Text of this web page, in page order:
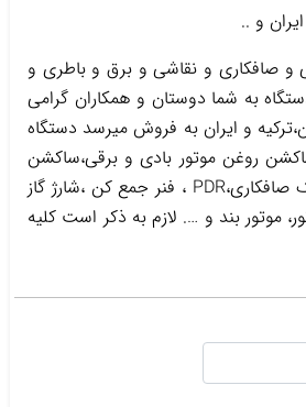
و ..
و صافکاری و نقاشی و برق و باطری و
به شما دوستان و همکاران گرامی
و ایران به فروش میرسد دستگاه
روغن موتور بادی و برقی،ساکشن
روغن گیربکس ،ساکشن روغن ترمز،گریس پمپ ،واسکازین پمپ ،بکس بادی،جک سوسماری،جک شاسی کن،جک صافکاری،PDR ، فنر جمع کن ،شارژ گاز
موتور بند و …. لازم به ذکر است کلیه